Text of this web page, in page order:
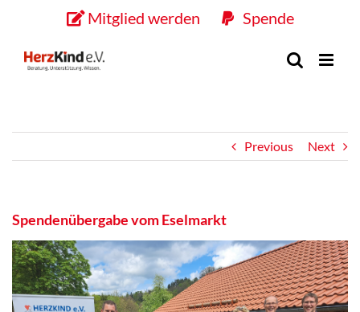
Mitglied werden Spende
Previous Next
Spendenübergabe vom Eselmarkt
View
Larger
Image